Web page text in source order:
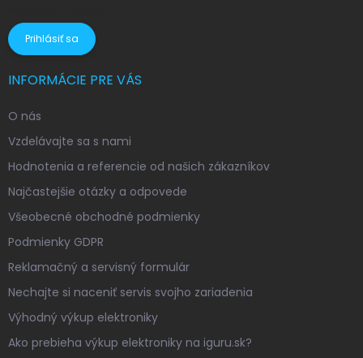
Prihlásiť sa
INFORMÁCIE PRE VÁS
O nás
Vzdelávajte sa s nami
Hodnotenia a referencie od našich zákazníkov
Najčastejšie otázky a odpovede
Všeobecné obchodné podmienky
Podmienky GDPR
Reklamačný a servisný formulár
Nechajte si naceniť servis svojho zariadenia
Výhodný výkup elektroniky
Ako prebieha výkup elektroniky na iguru.sk?